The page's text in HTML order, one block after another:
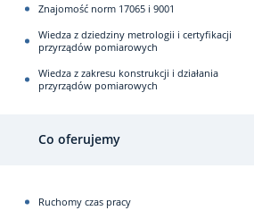
Znajomość norm 17065 i 9001
Wiedza z dziedziny metrologii i certyfikacji
przyrządów pomiarowych
Wiedza z zakresu konstrukcji i działania
przyrządów pomiarowych
Co oferujemy
Ruchomy czas pracy